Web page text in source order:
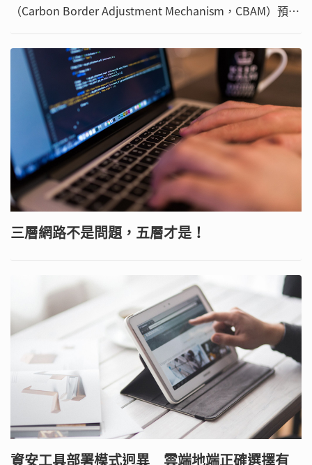
（Carbon Border Adjustment Mechanism，CBAM）預計
三層網路不是問題，五層才是！
資安工具部署模式迥異 雲端地端正確選擇有